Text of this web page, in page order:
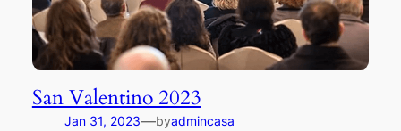
San Valentino 2023
Jan 31, 2023—byadmincasa